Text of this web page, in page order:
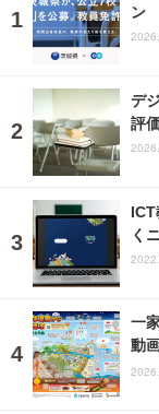
ン
デ
評
く
一
動